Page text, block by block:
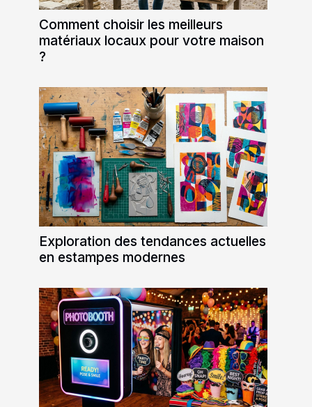
Comment choisir les meilleurs
matériaux locaux pour votre maison
?
Exploration des tendances actuelles
en estampes modernes